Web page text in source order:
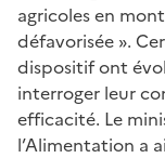
agricoles en
défavorisée ».
dispositif ont
interroger leur
efficacité. Le
l’Alimentation a